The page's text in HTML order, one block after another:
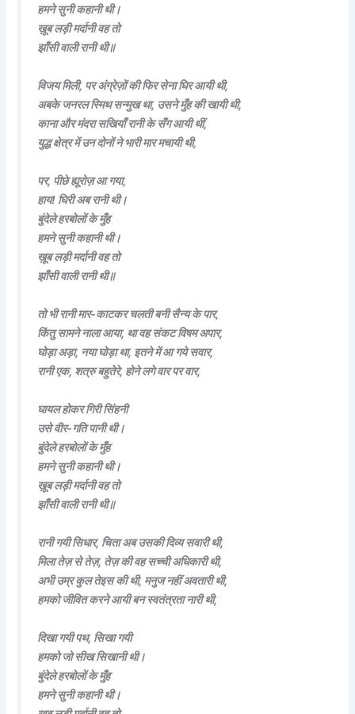
हमने सुनी कहानी थी।
ख़ूब लड़ी मर्दानी वह तो
झाँसी वाली रानी थी॥
विजय मिली, पर अंग्रेज़ों की फिर सेना घिर आयी थी,
अबके जनरल स्मिथ सन्मुख था, उसने मुँह की खायी थी,
काना और मंदरा सखियाँ रानी के सँग आयी थीं,
युद्ध क्षेत्र में उन दोनों ने भारी मार मचायी थी,
पर, पीछे ह्यूरोज़ आ गया,
हाय! घिरी अब रानी थी।
बुंदेले हरबोलों के मुँह
हमने सुनी कहानी थी।
ख़ूब लड़ी मर्दानी वह तो
झाँसी वाली रानी थी॥
तो भी रानी मार-काटकर चलती बनी सैन्य के पार,
किंतु सामने नाला आया, था वह संकट विषम अपार,
घोड़ा अड़ा, नया घोड़ा था, इतने में आ गये सवार,
रानी एक, शत्रु बहुतेरे, होने लगे वार पर वार,
घायल होकर गिरी सिंहनी
उसे वीर-गति पानी थी।
बुंदेले हरबोलों के मुँह
हमने सुनी कहानी थी।
ख़ूब लड़ी मर्दानी वह तो
झाँसी वाली रानी थी॥
रानी गयी सिधार, चिता अब उसकी दिव्य सवारी थी,
मिला तेज़ से तेज़, तेज़ की वह सच्ची अधिकारी थी,
अभी उम्र कुल तेइस की थी, मनुज नहीं अवतारी थी,
हमको जीवित करने आयी बन स्वतंत्रता नारी थी,
दिखा गयी पथ, सिखा गयी
हमको जो सीख सिखानी थी।
बुंदेले हरबोलों के मुँह
हमने सुनी कहानी थी।